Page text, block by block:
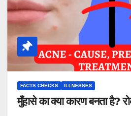
FACTS CHECKS ILLNESSES
मुँहासे का क्या कारण बनता है?